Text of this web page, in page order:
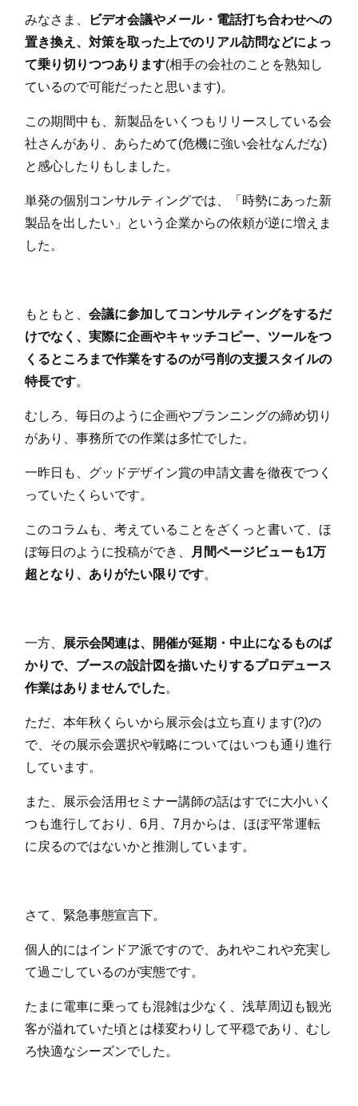
みなさま、
ビデオ会議やメール・電話打ち合わせへの
置き換え、対策を取った上でのリアル訪問などによっ
て乗り切りつつあります(相手の会社のことを熟知し
ているので可能だったと思います)。
この期間中も、新製品をいくつもリリースしている会
社さんがあり、あらためて(危機に強い会社なんだな)
と感心したりもしました。
単発の個別コンサルティングでは、「時勢にあった新
製品を出したい」という企業からの依頼が逆に増えま
した。
もともと、会議に参加してコンサルティングをするだ
けでなく、実際に企画やキャッチコピー、ツールをつ
くるところまで作業をするのが弓削の支援スタイルの
特長です。
むしろ、毎日のように企画やプランニングの締め切り
があり、事務所での作業は多忙でした。
一昨日も、グッドデザイン賞の申請文書を徹夜でつく
っていたくらいです。
このコラムも、考えていることをざくっと書いて、ほ
ぼ毎日のように投稿ができ、
月間ページビューも1万
超となり、ありがたい限りです。
一方、
展示会関連は、開催が延期・中止になるものば
かりで、ブースの設計図を描いたりするプロデュース
作業はありませんでした。
ただ、本年秋くらいから展示会は立ち直ります(?)の
で、その展示会選択や戦略についてはいつも通り進行
しています。
また、展示会活用セミナー講師の話はすでに大小いく
つも進行しており、6月、7月からは、ほぼ平常運転
に戻るのではないかと推測しています。
さて、緊急事態宣言下。
個人的にはインドア派ですので、あれやこれや充実し
て過ごしているのが実態です。
たまに電車に乗っても混雑は少なく、浅草周辺も観光
客が溢れていた頃とは様変わりして平穏であり、むし
ろ快適なシーズンでした。